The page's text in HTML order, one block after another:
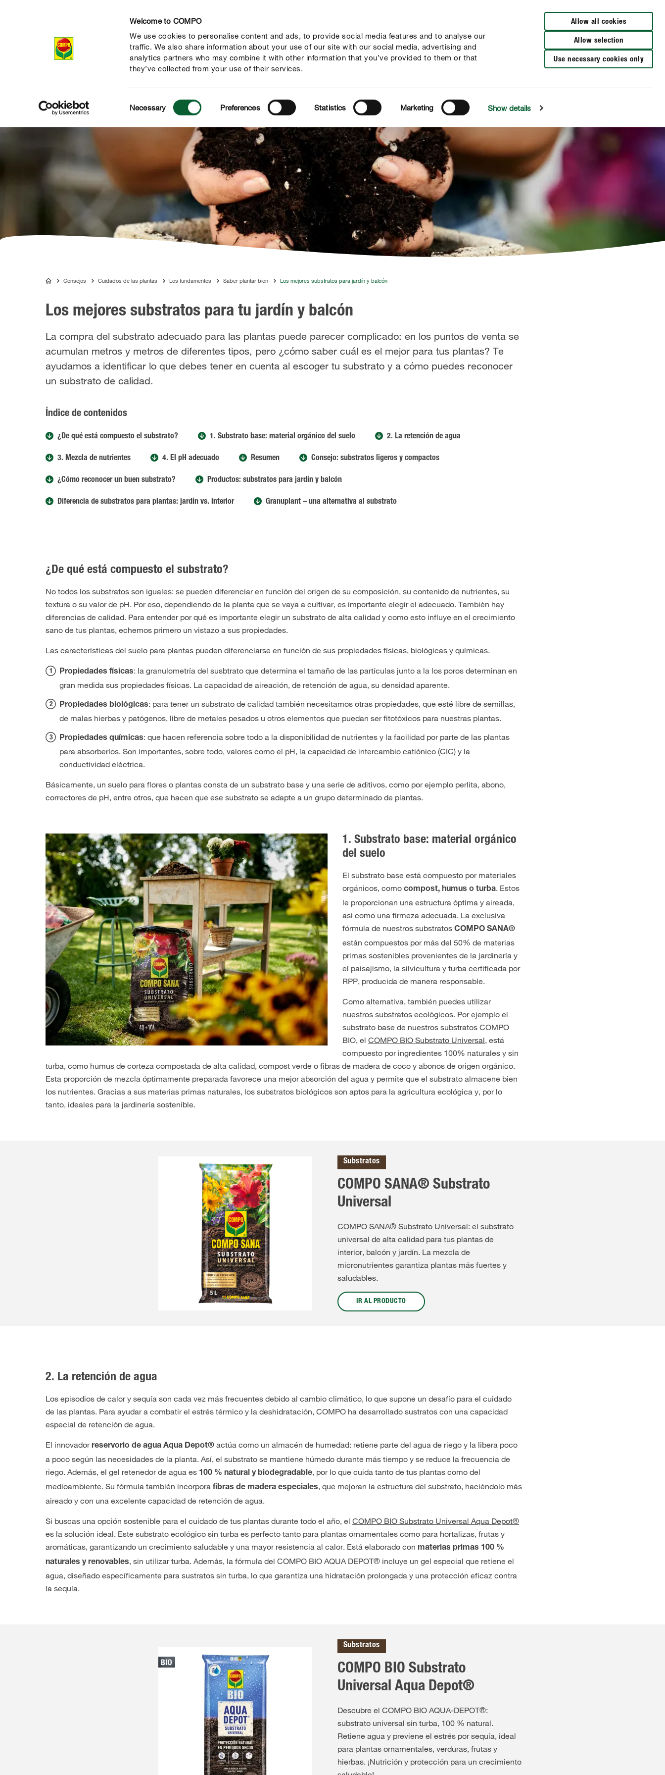
Welcome to COMPO
We use cookies to personalise content and ads, to provide social media features and to analyse our
traffic. We also share information about your use of our site with our social media, advertising and
analytics partners who may combine it with other information that you’ve provided to them or that
they’ve collected from your use of their services.
Selection
Necessary Preferences Statistics Marketing Show details
Allow all cookies
Allow selection
Use necessary cookies only
Productos Consejos Mundo Compo Servicio Quienes somos
COMPOConsejos Cuidados de las plantas Los fundamentos Saber plantar bien Los mejores substratos para jardín y balcón
Los mejores substratos para tu jardín y balcón
La compra del substrato adecuado para las plantas puede parecer complicado: en los puntos de venta se
acumulan metros y metros de diferentes tipos, pero ¿cómo saber cuál es el mejor para tus plantas? Te
ayudamos a identificar lo que debes tener en cuenta al escoger tu substrato y a cómo puedes reconocer
un substrato de calidad.
Índice de contenidos
¿De qué está compuesto el substrato? 1. Substrato base: material orgánico del suelo 2. La retención de agua
3. Mezcla de nutrientes 4. El pH adecuado Resumen Consejo: substratos ligeros y compactos
¿Cómo reconocer un buen substrato? Productos: substratos para jardín y balcón
Diferencia de substratos para plantas: jardín vs. interior Granuplant – una alternativa al substrato
¿De qué está compuesto el substrato?
No todos los substratos son iguales: se pueden diferenciar en función del origen de su composición, su contenido de nutrientes, su
textura o su valor de pH. Por eso, dependiendo de la planta que se vaya a cultivar, es importante elegir el adecuado. También hay
diferencias de calidad. Para entender por qué es importante elegir un substrato de alta calidad y como esto influye en el crecimiento
sano de tus plantas, echemos primero un vistazo a sus propiedades.
Las características del suelo para plantas pueden diferenciarse en función de sus propiedades físicas, biológicas y químicas.
Propiedades físicas: la granulometría del susbtrato que determina el tamaño de las partículas junto a la los poros determinan en
gran medida sus propiedades físicas. La capacidad de aireación, de retención de agua, su densidad aparente.
Propiedades biológicas: para tener un substrato de calidad también necesitamos otras propiedades, que esté libre de semillas,
de malas hierbas y patógenos, libre de metales pesados u otros elementos que puedan ser fitotóxicos para nuestras plantas.
Propiedades químicas: que hacen referencia sobre todo a la disponibilidad de nutrientes y la facilidad por parte de las plantas
para absorberlos. Son importantes, sobre todo, valores como el pH, la capacidad de intercambio catiónico (CIC) y la
conductividad eléctrica.
Básicamente, un suelo para flores o plantas consta de un substrato base y una serie de aditivos, como por ejemplo perlita, abono,
correctores de pH, entre otros, que hacen que ese substrato se adapte a un grupo determinado de plantas.
1. Substrato base: material orgánico
del suelo
El substrato base está compuesto por materiales
orgánicos, como compost, humus o turba. Estos
le proporcionan una estructura óptima y aireada,
así como una firmeza adecuada. La exclusiva
fórmula de nuestros substratos COMPO SANA®
están compuestos por más del 50% de materias
primas sostenibles provenientes de la jardinería y
el paisajismo, la silvicultura y turba certificada por
RPP, producida de manera responsable.
Como alternativa, también puedes utilizar
nuestros substratos ecológicos. Por ejemplo el
substrato base de nuestros substratos COMPO
BIO, el COMPO BIO Substrato Universal, está
compuesto por ingredientes 100% naturales y sin
turba, como humus de corteza compostada de alta calidad, compost verde o fibras de madera de coco y abonos de origen orgánico.
Esta proporción de mezcla óptimamente preparada favorece una mejor absorción del agua y permite que el substrato almacene bien
los nutrientes. Gracias a sus materias primas naturales, los substratos biológicos son aptos para la agricultura ecológica y, por lo
tanto, ideales para la jardinería sostenible.
Substratos
COMPO SANA® Substrato
Universal
COMPO SANA® Substrato Universal: el substrato
universal de alta calidad para tus plantas de
interior, balcón y jardín. La mezcla de
micronutrientes garantiza plantas más fuertes y
saludables.
IR AL PRODUCTO
2. La retención de agua
Los episodios de calor y sequía son cada vez más frecuentes debido al cambio climático, lo que supone un desafío para el cuidado
de las plantas. Para ayudar a combatir el estrés térmico y la deshidratación, COMPO ha desarrollado sustratos con una capacidad
especial de retención de agua.
El innovadorreservorio de agua Aqua Depot® actúa como un almacén de humedad: retiene parte del agua de riego y la libera poco
a poco según las necesidades de la planta. Así, el substrato se mantiene húmedo durante más tiempo y se reduce la frecuencia de
riego. Además, el gel retenedor de agua es 100 % natural y biodegradable, por lo que cuida tanto de tus plantas como del
medioambiente. Su fórmula también incorpora fibras de madera especiales, que mejoran la estructura del substrato, haciéndolo más
aireado y con una excelente capacidad de retención de agua.
Si buscas una opción sostenible para el cuidado de tus plantas durante todo el año, el COMPO BIO Substrato Universal Aqua Depot®
es la solución ideal. Este substrato ecológico sin turba es perfecto tanto para plantas ornamentales como para hortalizas, frutas y
aromáticas, garantizando un crecimiento saludable y una mayor resistencia al calor. Está elaborado con materias primas 100 %
naturales y renovables, sin utilizar turba. Además, la fórmula del COMPO BIO AQUA DEPOT® incluye un gel especial que retiene el
agua, diseñado específicamente para sustratos sin turba, lo que garantiza una hidratación prolongada y una protección eficaz contra
la sequía.
Substratos
COMPO BIO Substrato
Universal Aqua Depot®
Descubre el COMPO BIO AQUA-DEPOT®:
substrato universal sin turba, 100 % natural.
Retiene agua y previene el estrés por sequía, ideal
para plantas ornamentales, verduras, frutas y
hierbas. ¡Nutrición y protección para un crecimiento